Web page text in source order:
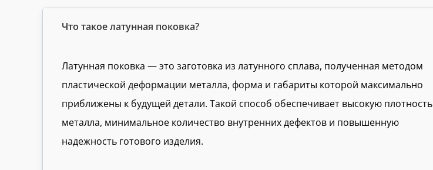
Что такое латунная поковка?
Латунная поковка — это заготовка из латунного сплава, полученная методом
пластической деформации металла, форма и габариты которой максимально
приближены к будущей детали. Такой способ обеспечивает высокую плотность
металла, минимальное количество внутренних дефектов и повышенную
надежность готового изделия.